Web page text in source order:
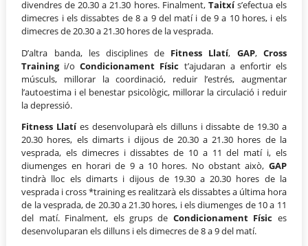
divendres de 20.30 a 21.30 hores. Finalment, Taitxís’efectua els
dimecres i els dissabtes de 8 a 9 del matí i de 9 a 10 hores, i els
dimecres de 20.30 a 21.30 hores de la vesprada.
D’altra banda, les disciplines de Fitness Llatí, GAP, Cross
Trainingi/oCondicionament Físic t’ajudaran a enfortir els
músculs, millorar la coordinació, reduir l’estrés, augmentar
l’autoestima i el benestar psicològic, millorar la circulació i reduir
la depressió.
Fitness Llatíes desenvoluparà els dilluns i dissabte de 19.30 a
20.30 hores, els dimarts i dijous de 20.30 a 21.30 hores de la
vesprada, els dimecres i dissabtes de 10 a 11 del matí i, els
diumenges en horari de 9 a 10 hores. No obstant això, GAP
tindrà lloc els dimarts i dijous de 19.30 a 20.30 hores de la
vesprada i cross *training es realitzarà els dissabtes a última hora
de la vesprada, de 20.30 a 21.30 hores, i els diumenges de 10 a 11
del matí. Finalment, els grups de Condicionament Físic es
desenvoluparan els dilluns i els dimecres de 8 a 9 del matí.